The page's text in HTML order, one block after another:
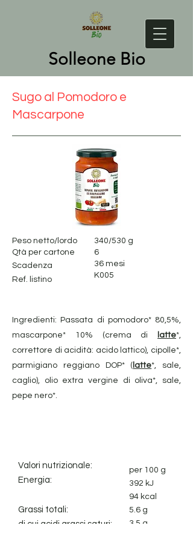
Solleone Bio
Sugo al Pomodoro e
Mascarpone
Peso netto/lordo
Qtà per cartone
Scadenza
Ref. listino
340/530 g
6
36 mesi
K005
Ingredienti: Passata di pomodoro* 80,5%,
mascarpone* 10% (crema di
latte*,
correttore di acidità: acido lattico), cipolle*,
parmigiano reggiano DOP* ( latte*, sale,
caglio), olio extra vergine di oliva*, sale,
pepe nero*.
Valori nutrizionale:
Energia:
Grassi totali:
di cui acidi grassi saturi:
per 100 g
392 kJ
94 kcal
5.6 g
3.5 g